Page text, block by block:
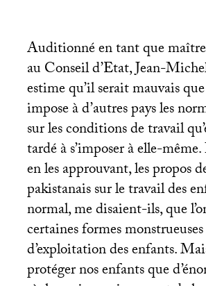
Auditionné en tant que
au Conseil d’Etat, Jean-
estime qu’il serait mauvais
impose à d’autres pays les
sur les conditions de travail
tardé à s’imposer à elle-
en les approuvant, les propos
pakistanais sur le travail des
normal, me disaient-ils, que
certaines formes monstrueuses
d’exploitation des enfants.
protéger nos enfants que